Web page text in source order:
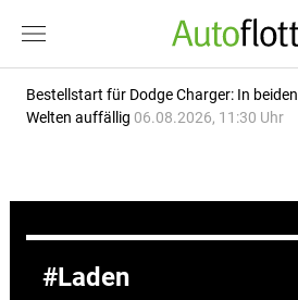
Bestellstart für Dodge Charger: In beiden
Welten auffällig 06.08.2026, 11:30 Uhr
Laden